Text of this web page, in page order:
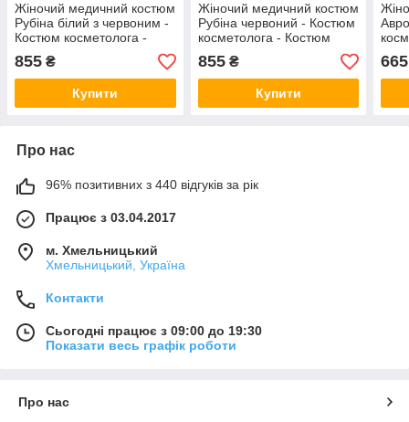
Жіночий медичний костюм
Рубіна білий з червоним -
Костюм косметолога -
Костюм масажиста
855 ₴
Купити
Жіночий медичний костюм
Рубіна червоний - Костюм
косметолога - Костюм
масажиста
855₴
Купити
665
Про нас
96% позитивних з 440 відгуків за рік
Працює з 03.04.2017
м. Хмельницький
Хмельницький, Україна
Контакти
Сьогодні працює з 09:00 до 19:30
Показати весь графік роботи
Про нас